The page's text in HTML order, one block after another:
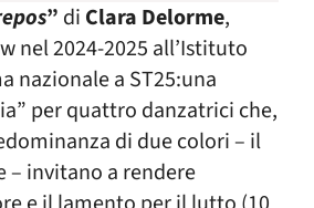
” di Clara Delorme,
nel 2024-2025 all’Istituto
nazionale a ST25:una
per quattro danzatrici che,
di due colori – il
– invitano a rendere